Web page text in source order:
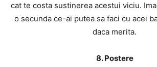
cat te costa sustinerea acestui viciu.
o secunda ce-ai putea sa faci cu acei
daca merita.
8. Postere